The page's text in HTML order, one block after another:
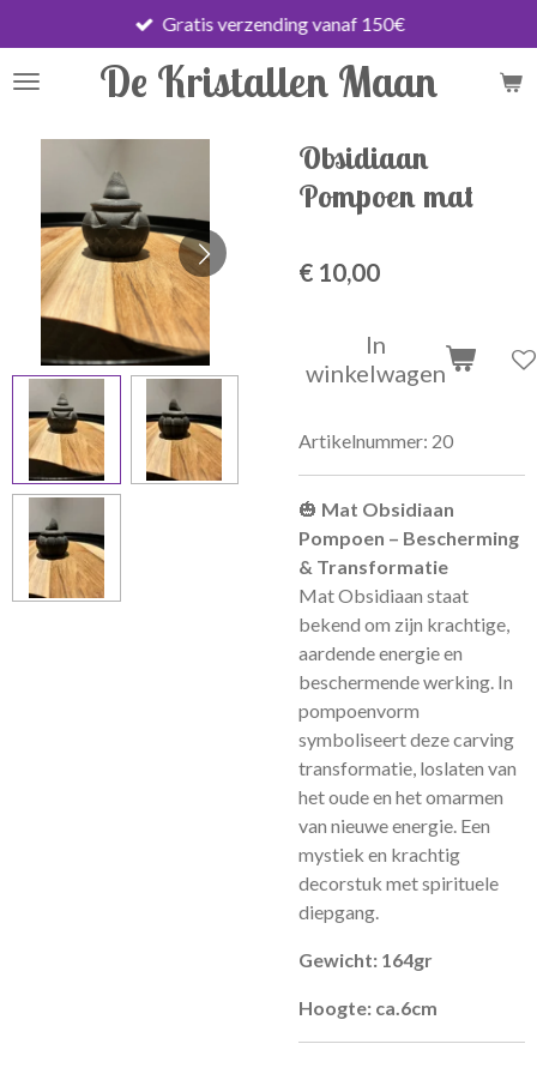
direct
naar
hoofdinhoud
De Kristallen Maan
Gratis verzending vanaf 150€
Obsidiaan
Pompoen mat
€ 10,00
In
winkelwagen
Artikelnummer: 20
🎃 Mat Obsidiaan
Pompoen – Bescherming
& Transformatie
Mat Obsidiaan staat
bekend om zijn krachtige,
aardende energie en
beschermende werking. In
pompoenvorm
symboliseert deze carving
transformatie, loslaten van
het oude en het omarmen
van nieuwe energie. Een
mystiek en krachtig
decorstuk met spirituele
diepgang.
Gewicht: 164gr
Hoogte: ca.6cm